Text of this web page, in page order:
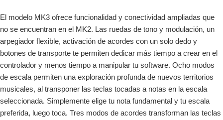
El modelo MK3 ofrece funcionalidad y conectividad ampliadas que
no se encuentran en el MK2. Las ruedas de tono y modulación, un
arpegiador flexible, activación de acordes con un solo dedo y
botones de transporte te permiten dedicar más tiempo a crear en el
controlador y menos tiempo a manipular tu software. Ocho modos
de escala permiten una exploración profunda de nuevos territorios
musicales, al transponer las teclas tocadas a notas en la escala
seleccionada. Simplemente elige tu nota fundamental y tu escala
preferida, luego toca. Tres modos de acordes transforman las teclas